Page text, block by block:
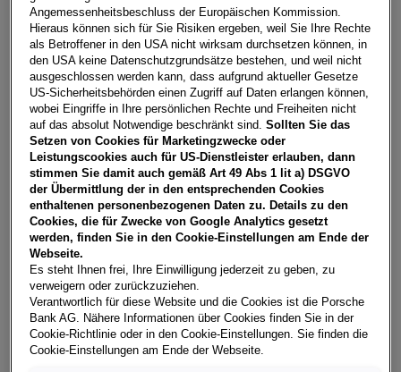
Caddy Family TSI
2130 Mistelbach, Niederösterreich
Erstzulassung
05/2024
Leistung
114 PS (84 kW)
Kilometerstand
20.000 km
Kraftstoffart
Benzin
Fahrzeug & Finanzierung
Angemessenheitsbeschluss der Europäischen Kommission.
Hieraus können sich für Sie Risiken ergeben, weil Sie Ihre Rechte
als Betroffener in den USA nicht wirksam durchsetzen können, in
den USA keine Datenschutzgrundsätze bestehen, und weil nicht
ausgeschlossen werden kann, dass aufgrund aktueller Gesetze
US-Sicherheitsbehörden einen Zugriff auf Daten erlangen können,
wobei Eingriffe in Ihre persönlichen Rechte und Freiheiten nicht
auf das absolut Notwendige beschränkt sind.Sollten Sie das
Setzen von Cookies für Marketingzwecke oder
Leistungscookies auch für US-Dienstleister erlauben, dann
stimmen Sie damit auch gemäß Art 49 Abs 1 lit a) DSGVO
der Übermittlung der in den entsprechenden Cookies
enthaltenen personenbezogenen Daten zu. Details zu den
Cookies, die für Zwecke von Google Analytics gesetzt
werden, finden Sie in den Cookie-Einstellungen am Ende der
Webseite.
Es steht Ihnen frei, Ihre Einwilligung jederzeit zu geben, zu
verweigern oder zurückzuziehen.
Verantwortlich für diese Website und die Cookies ist die Porsche
Bank AG. Nähere Informationen über Cookies finden Sie in der
Cookie-Richtlinie oder in den Cookie-Einstellungen. Sie finden die
Cookie-Einstellungen am Ende der Webseite.